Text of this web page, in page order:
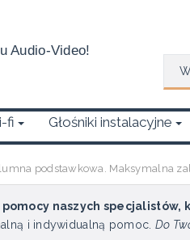
Audio-Video!
fi Głośniki instalacyjne
podstawkowa. Maksymalna
naszych specjalistów,
i indywidualną pomoc. Do